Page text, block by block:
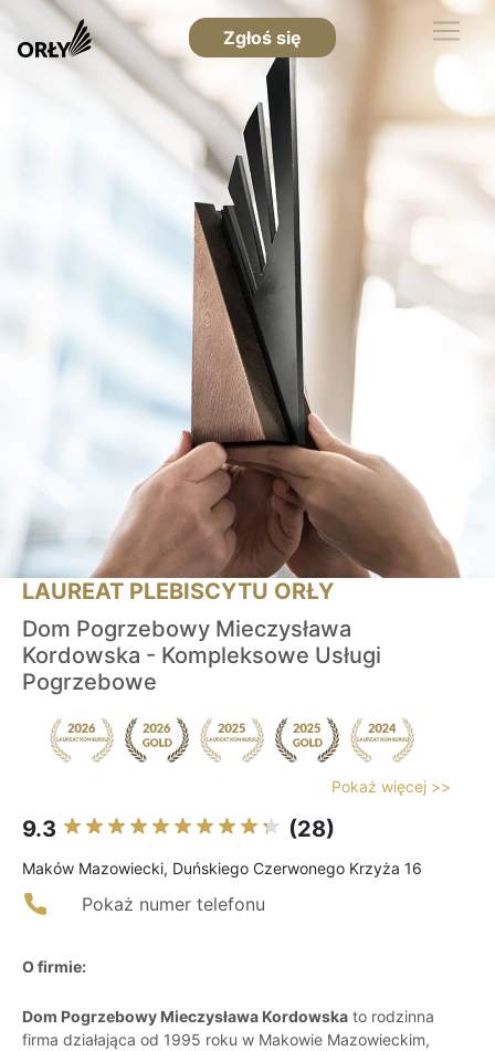
Zgłoś się
LAUREAT PLEBISCYTU ORŁY
Dom Pogrzebowy Mieczysława
Kordowska - Kompleksowe Usługi
Pogrzebowe
Pokaż więcej >>
9.3 (28)
Maków Mazowiecki, Duńskiego Czerwonego Krzyża 16
Pokaż numer telefonu
O firmie:
Dom Pogrzebowy Mieczysława Kordowska to rodzinna
firma działająca od 1995 roku w Makowie Mazowieckim,